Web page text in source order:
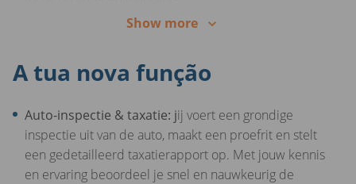
Balans tussen werk en privé: geniet van 24
gratis toegang tot mindfulness-trainingen en
psychologische ondersteuning via OpenUp.
Financiële zekerheid: wij bieden een premievrij
pensioen zodat je zorgeloos kunt werken aan jouw
toekomst.
Show more
A tua nova função
Auto-inspectie & taxatie: jij voert een grondige
inspectie uit van de auto, maakt een proefrit en stelt
een gedetailleerd taxatierapport op. Met jouw kennis
en ervaring beoordeel je snel en nauwkeurig de